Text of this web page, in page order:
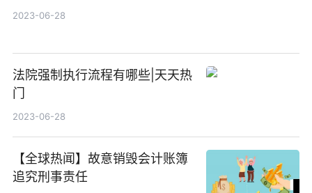
2023-06-28
法院强制执行流程有哪些|天天热
门
2023-06-28
【全球热闻】故意销毁会计账簿
追究刑事责任